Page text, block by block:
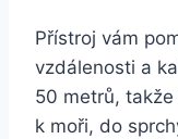
Přístroj vám
vzdálenosti a
50 metrů,
k moři, do